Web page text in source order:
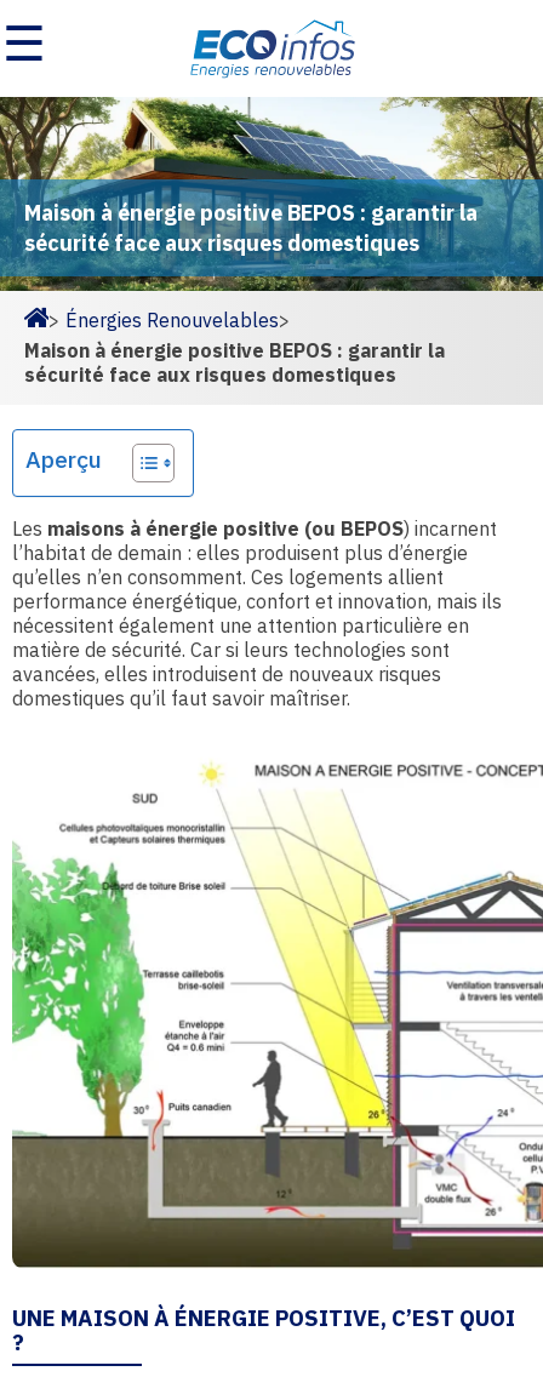
☰
Maison à énergie positive BEPOS : garantir la
sécurité face aux risques domestiques
Homepage
> Énergies Renouvelables>
Maison à énergie positive BEPOS : garantir la
sécurité face aux risques domestiques
Aperçu
Les maisons à énergie positive (ou BEPOS) incarnent
l’habitat de demain : elles produisent plus d’énergie
qu’elles n’en consomment. Ces logements allient
performance énergétique, confort et innovation, mais ils
nécessitent également une attention particulière en
matière de sécurité. Car si leurs technologies sont
avancées, elles introduisent de nouveaux risques
domestiques qu’il faut savoir maîtriser.
UNE MAISON À ÉNERGIE POSITIVE, C’EST QUOI
?